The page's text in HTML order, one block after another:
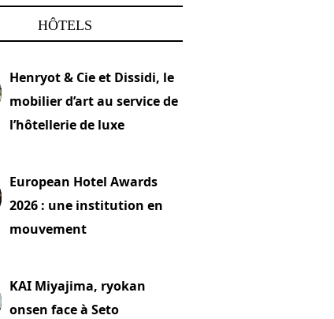
HÔTELS
Henryot & Cie et Dissidi, le
mobilier d’art au service de
l’hôtellerie de luxe
European Hotel Awards
2026 : une institution en
mouvement
KAI Miyajima, ryokan
onsen face à Seto